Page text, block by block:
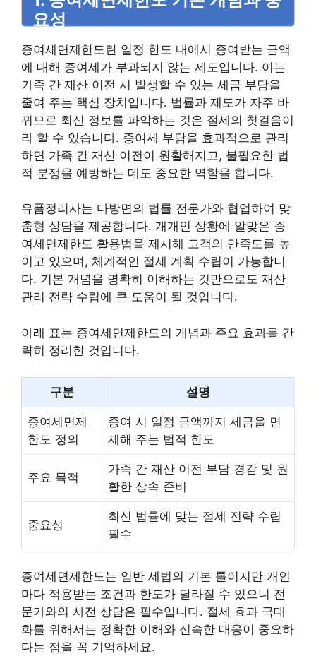
요성
증여세면제한도란 일정 한도 내에서 증여받는 금액
에 대해 증여세가 부과되지 않는 제도입니다. 이는
가족 간 재산 이전 시 발생할 수 있는 세금 부담을
줄여 주는 핵심 장치입니다. 법률과 제도가 자주 바
뀌므로 최신 정보를 파악하는 것은 절세의 첫걸음이
라 할 수 있습니다. 증여세 부담을 효과적으로 관리
하면 가족 간 재산 이전이 원활해지고, 불필요한 법
적 분쟁을 예방하는 데도 중요한 역할을 합니다.
유품정리사는 다방면의 법률 전문가와 협업하여 맞
춤형 상담을 제공합니다. 개개인 상황에 알맞은 증
여세면제한도 활용법을 제시해 고객의 만족도를 높
이고 있으며, 체계적인 절세 계획 수립이 가능합니
다. 기본 개념을 명확히 이해하는 것만으로도 재산
관리 전략 수립에 큰 도움이 될 것입니다.
아래 표는 증여세면제한도의 개념과 주요 효과를 간
략히 정리한 것입니다.
구분 설명
증여세면제
한도 정의
증여 시 일정 금액까지 세금을 면
제해 주는 법적 한도
주요 목적
가족 간 재산 이전 부담 경감 및 원
활한 상속 준비
중요성
최신 법률에 맞는 절세 전략 수립
필수
증여세면제한도는 일반 세법의 기본 틀이지만 개인
마다 적용받는 조건과 한도가 달라질 수 있으니 전
문가와의 사전 상담은 필수입니다. 절세 효과 극대
화를 위해서는 정확한 이해와 신속한 대응이 중요하
다는 점을 꼭 기억하세요.